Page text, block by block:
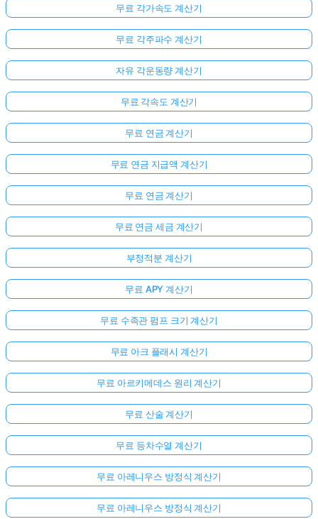
무료 각가속도 계산기
무료 각주파수 계산기
자유 각운동량 계산기
무료 각속도 계산기
무료 연금 계산기
무료 연금 지급액 계산기
무료 연금 계산기
무료 연금 세금 계산기
부정적분 계산기
무료 APY 계산기
무료 수족관 펌프 크기 계산기
무료 아크 플래시 계산기
무료 아르키메데스 원리 계산기
무료 산술 계산기
무료 등차수열 계산기
무료 아레니우스 방정식 계산기
무료 아레니우스 방정식 계산기